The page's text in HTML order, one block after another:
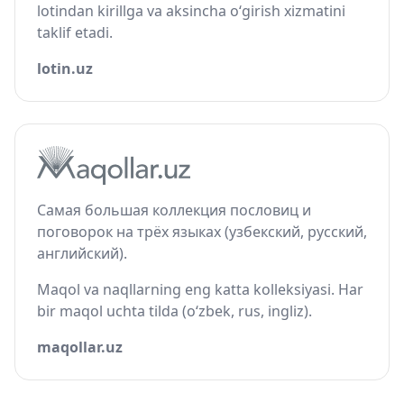
lotindan kirillga va aksincha o‘girish xizmatini
taklif etadi.
lotin.uz
Самая большая коллекция пословиц и
поговорок на трёх языках (узбекский, русский,
английский).
Maqol va naqllarning eng katta kolleksiyasi. Har
bir maqol uchta tilda (o‘zbek, rus, ingliz).
maqollar.uz